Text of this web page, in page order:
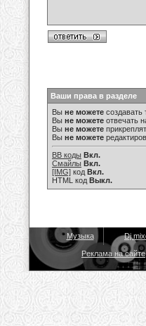
Ваши права в разделе
Вы не можете создавать
Вы не можете отвечать
Вы не можете
Вы не можете
BB коды Вкл.
Смайлы Вкл.
[IMG] код Вкл.
HTML код Выкл.
Музыка Dj
Реклама на сайте